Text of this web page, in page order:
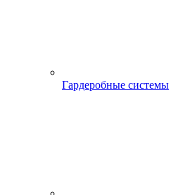
Гардеробные системы